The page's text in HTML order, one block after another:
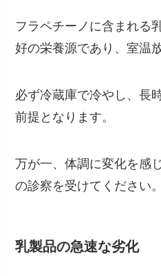
フラペチーノに含まれる
好の栄養源であり、室温
必ず冷蔵庫で冷やし、長
前提となります。
万が一、体調に変化を感
の診察を受けてください。
乳製品の急速な劣化